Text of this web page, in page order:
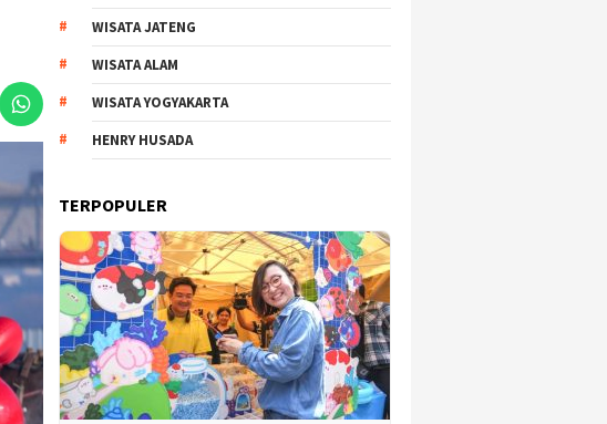
WISATA JATENG
WISATA ALAM
WISATA YOGYAKARTA
HENRY HUSADA
TERPOPULER